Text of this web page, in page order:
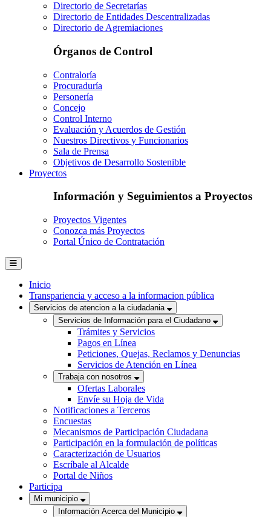
Directorio de Secretarías
Directorio de Entidades Descentralizadas
Directorio de Agremiaciones
Órganos de Control
Contraloría
Procuraduría
Personería
Concejo
Control Interno
Evaluación y Acuerdos de Gestión
Nuestros Directivos y Funcionarios
Sala de Prensa
Objetivos de Desarrollo Sostenible
Proyectos
Información y Seguimientos a Proyectos
Proyectos Vigentes
Conozca más Proyectos
Portal Único de Contratación
Inicio
Transpariencia y acceso a la informacion pública
Servicios de atencion a la ciudadania
Servicios de Información para el Ciudadano
Trámites y Servicios
Pagos en Línea
Peticiones, Quejas, Reclamos y Denuncias
Servicios de Atención en Línea
Trabaja con nosotros
Ofertas Laborales
Envíe su Hoja de Vida
Notificaciones a Terceros
Encuestas
Mecanismos de Participación Ciudadana
Participación en la formulación de políticas
Caracterización de Usuarios
Escríbale al Alcalde
Portal de Niños
Participa
Mi municipio
Información Acerca del Municipio